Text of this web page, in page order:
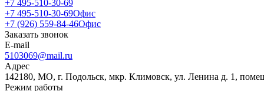
+7 495-510-30-69
+7 495-510-30-69Офис
+7 (926) 559-84-46Офис
Заказать звонок
E-mail
5103069@mail.ru
Адрес
142180, МО, г. Подольск, мкр. Климовск, ул. Ленина д. 1,
Режим работы